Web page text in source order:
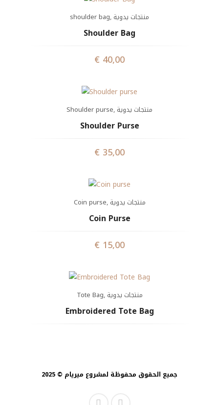
shoulder bag, منتجات يدوية
Shoulder Bag
€ 40,00
Shoulder purse, منتجات يدوية
Shoulder Purse
€ 35,00
Coin purse, منتجات يدوية
Coin Purse
€ 15,00
Tote Bag, منتجات يدوية
Embroidered Tote Bag
جميع الحقوق محفوظة لمشروع ميريام © 2025